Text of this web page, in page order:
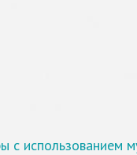
с использованием